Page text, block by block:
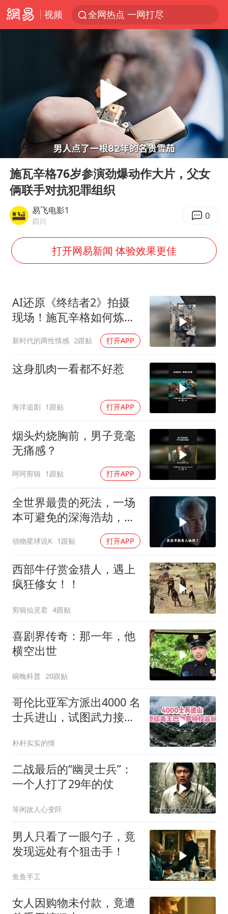
视频 全网热点 一网打尽
Play
00:00 08:04
施瓦辛格76岁参演劲爆动作大片，父女
俩联手对抗犯罪组织
易飞电影1
四川 0
打开网易新闻 体验效果更佳
AI还原《终结者2》拍摄
现场！施瓦辛格如何炼成
新时代的两性情感 2跟贴 打开APP
这身肌肉一看都不好惹
海洋追剧 1跟贴 打开APP
烟头灼烧胸前，男子竟毫
无痛感？
呵呵剪辑 1跟贴 打开APP
全世界最贵的死法，一场
本可避免的深海浩劫，
180万一张深海船票，载
着5名追梦人奔赴3800米
深海
动物星球说K 1跟贴 打开APP
西部牛仔赏金猎人，遇上
疯狂修女！！
剪辑仙灵君 4跟贴
喜剧界传奇：那一年，他
横空出世
碗晚科普 20跟贴
哥伦比亚军方派出4000 名
士兵进山，试图武力接管
朴朴实实的情
二战最后的“幽灵士兵”：
一个人打了29年的仗
等闲故人心变阡
男人只看了一眼勺子，竟
发现远处有个狙击手！
鱼鱼手工
女人因购物未付款，竟遭